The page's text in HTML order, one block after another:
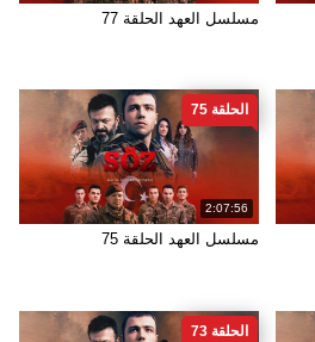
مسلسل العهد الحلقة 77
2:07:56
الحلقة 75
مسلسل العهد الحلقة 75
الحلقة 73